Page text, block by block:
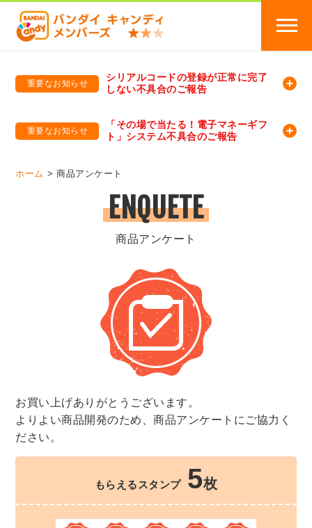
重要なお知らせ
シリアルコードの登録が正常に完了
しない不具合のご報告
重要なお知らせ
「その場で当たる！電子マネーギフ
ト」システム不具合のご報告
ホーム 商品アンケート
ENQUETE
商品アンケート
お買い上げありがとうございます。
よりよい商品開発のため、商品アンケートにご協力く
ださい。
もらえるスタンプ 5枚